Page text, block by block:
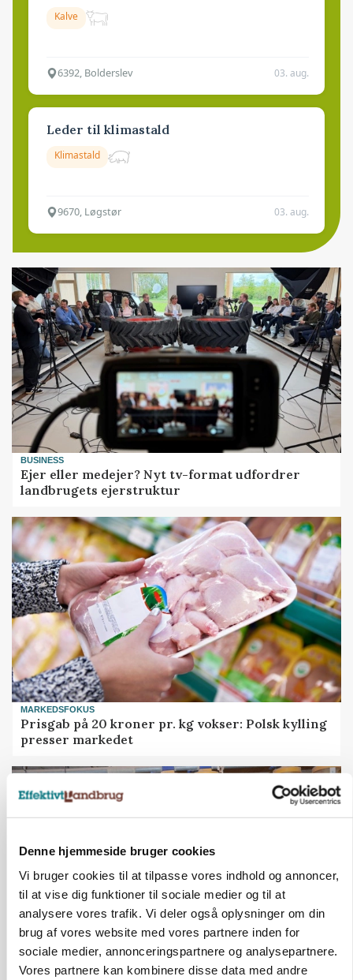
Denne hjemmeside bruger cookies
Vi bruger cookies til at tilpasse vores indhold og annoncer,
til at vise dig funktioner til sociale medier og til at
analysere vores trafik. Vi deler også oplysninger om din
brug af vores website med vores partnere inden for
sociale medier, annonceringspartnere og analysepartnere.
Vores partnere kan kombinere disse data med andre
Kalve
6392, Bolderslev 03. aug.
Leder til klimastald
Klimastald
9670, Løgstør 03. aug.
BUSINESS
Ejer eller medejer? Nyt tv-format udfordrer
landbrugets ejerstruktur
MARKEDSFOKUS
Prisgab på 20 kroner pr. kg vokser: Polsk kylling
presser markedet
GRISE
Rådgiver om DB-Tjek: Små justeringer kan give